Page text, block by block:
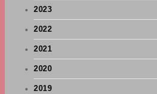
2023
2022
2021
2020
2019